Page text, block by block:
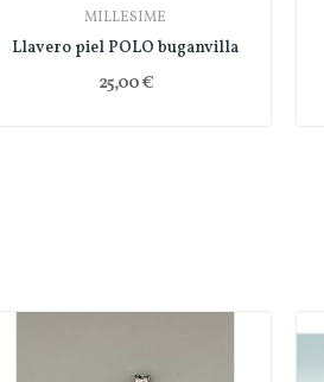
MILLESIME
Llavero piel POLO buganvilla
25,00 €